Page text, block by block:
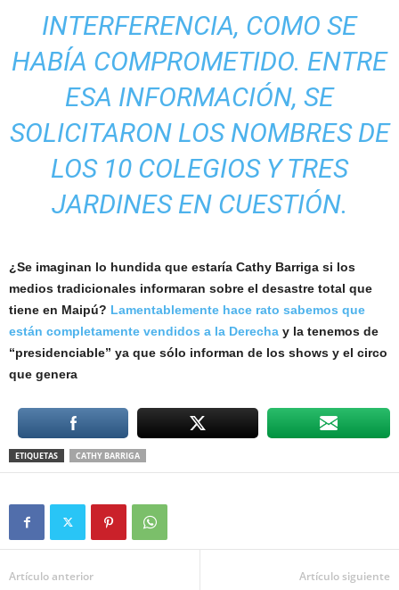
INTERFERENCIA, COMO SE
HABÍA COMPROMETIDO. ENTRE
ESA INFORMACIÓN, SE
SOLICITARON LOS NOMBRES DE
LOS 10 COLEGIOS Y TRES
JARDINES EN CUESTIÓN.
¿Se imaginan lo hundida que estaría Cathy Barriga si los
medios tradicionales informaran sobre el desastre total que
tiene en Maipú? Lamentablemente hace rato sabemos que
están completamente vendidos a la Derecha y la tenemos de
“presidenciable” ya que sólo informan de los shows y el circo
que genera
ETIQUETAS CATHY BARRIGA
Artículo anterior Artículo siguiente